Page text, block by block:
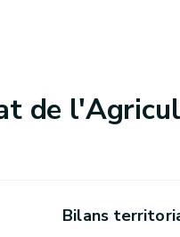
de
Bilans